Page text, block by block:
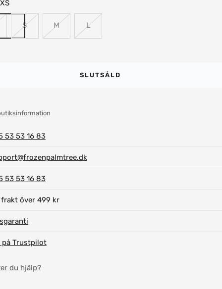
XS
S M L
SLUTSÅLD
53 53 16 83
53 53 16 83
frakt över 499 kr
på Trustpilot
du hjälp?